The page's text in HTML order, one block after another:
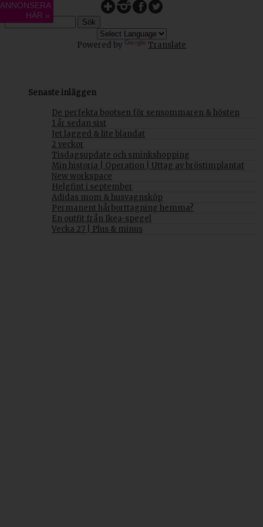
Powered by Translate
Senaste inläggen
De perfekta bootsen för sensommaren & hösten
1 år sedan sist
Jet lagged & lite blandat
2 veckor
Tisdagsupdate och sminkshopping
Min historia | Operation | Uttag av bröstimplantat
New workspace
Helgfint i september
Adidas mom & husvagnsköp
Permanent hårborttagning hemma?
En outfit från Ikea-spegel
Vecka 27 | Plus & minus
ANNONSERA
HÄR »